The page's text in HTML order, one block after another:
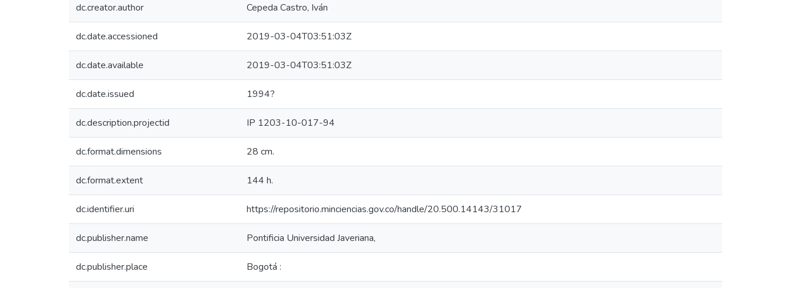
dc.creator.author Cepeda Castro, Iván
dc.date.accessioned 2019-03-04T03:51:03Z
dc.date.available 2019-03-04T03:51:03Z
dc.date.issued 1994?
dc.description.projectid IP 1203-10-017-94
dc.format.dimensions 28 cm.
dc.format.extent 144 h.
dc.identifier.uri https://repositorio.minciencias.gov.co/handle/20.500.14143/31017
dc.publisher.name Pontificia Universidad Javeriana,
dc.publisher.place Bogotá :